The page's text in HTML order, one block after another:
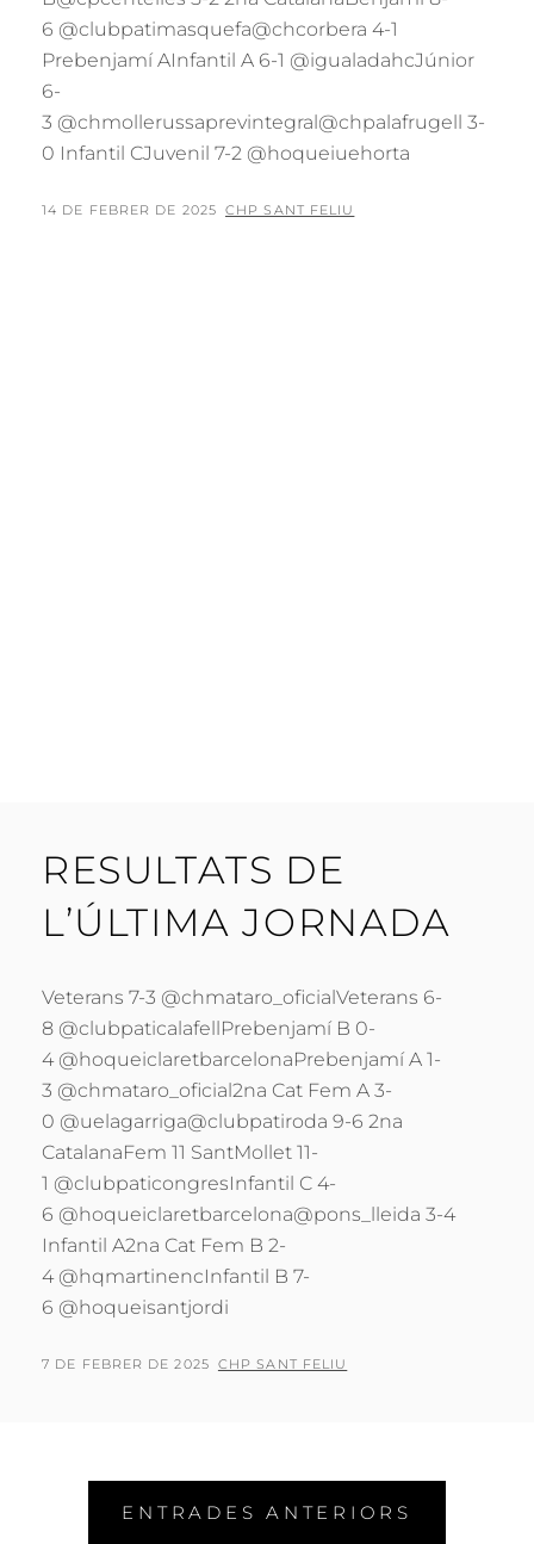
6 @clubpatimasquefa@chcorbera 4-1
Prebenjamí AInfantil A 6-1 @igualadahcJúnior
6-
3 @chmollerussaprevintegral@chpalafrugell 3-
0 Infantil CJuvenil 7-2 @hoqueiuehorta
POSTED
14 DE FEBRER DE 2025 BY
CHP SANT FELIU
RESULTATS DE
L’ÚLTIMA JORNADA
Veterans 7-3 @chmataro_oficialVeterans 6-
8 @clubpaticalafellPrebenjamí B 0-
4 @hoqueiclaretbarcelonaPrebenjamí A 1-
3 @chmataro_oficial2na Cat Fem A 3-
0 @uelagarriga@clubpatiroda 9-6 2na
CatalanaFem 11 SantMollet 11-
1 @clubpaticongresInfantil C 4-
6 @hoqueiclaretbarcelona@pons_lleida 3-4
Infantil A2na Cat Fem B 2-
4 @hqmartinencInfantil B 7-
6 @hoqueisantjordi
POSTED
7 DE FEBRER DE 2025 BY
CHP SANT FELIU
NavegacióENTRADES ANTERIORS